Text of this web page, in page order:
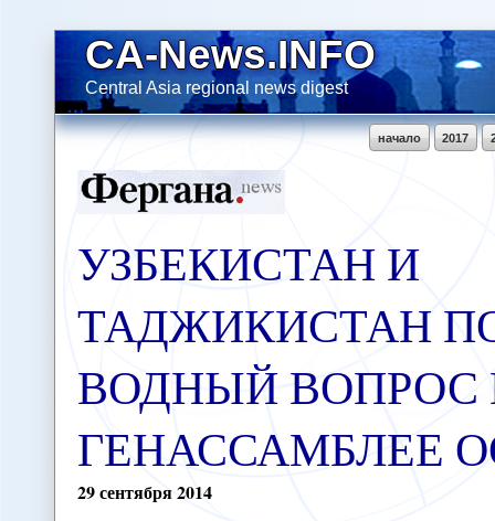
CA-News.INFO
Central Asia regional news digest
2017
начало
УЗБЕКИСТАН И
ТАДЖИКИСТАН
ВОДНЫЙ ВОПРОС
ГЕНАССАМБЛЕЕ
29сентября2014